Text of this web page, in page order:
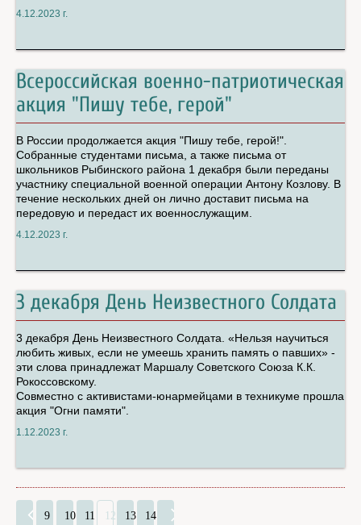
4.12.2023 г.
Всероссийская военно-патриотическая
акция "Пишу тебе, герой"
В России продолжается акция "Пишу тебе, герой!".
Собранные студентами письма, а также письма от
школьников Рыбинского района 1 декабря были переданы
участнику специальной военной операции Антону Козлову. В
течение нескольких дней он лично доставит письма на
передовую и передаст их военнослужащим.
4.12.2023 г.
3 декабря День Неизвестного Солдата
3 декабря День Неизвестного Солдата. «Нельзя научиться
любить живых, если не умеешь хранить память о павших» -
эти слова принадлежат Маршалу Советского Союза К.К.
Рокоссовскому.
Совместно с активистами-юнармейцами в техникуме прошла
акция "Огни памяти".
1.12.2023 г.
9 10 11 12 13 14